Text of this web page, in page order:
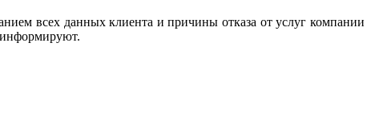
всех данных клиента и причины отказа от услуг компании
информируют.